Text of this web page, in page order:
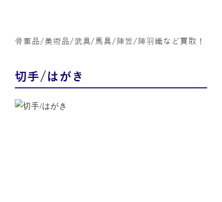
骨董品/美術品/武具/馬具/陣笠/陣羽織など買取！
切手/はがき